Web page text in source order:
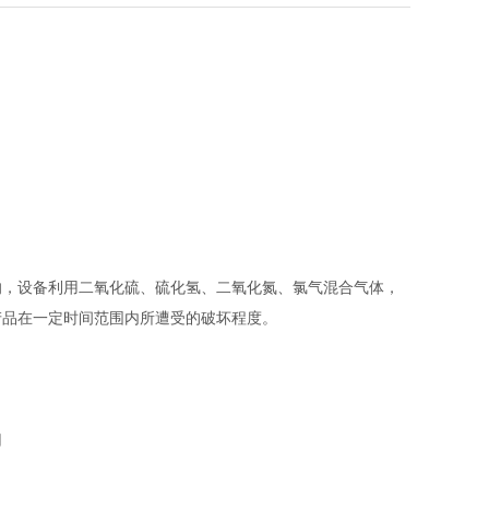
设备利用二氧化硫、硫化氢、二氧化氮、氯气混合气体，
在一定时间范围内所遭受的破坏程度。